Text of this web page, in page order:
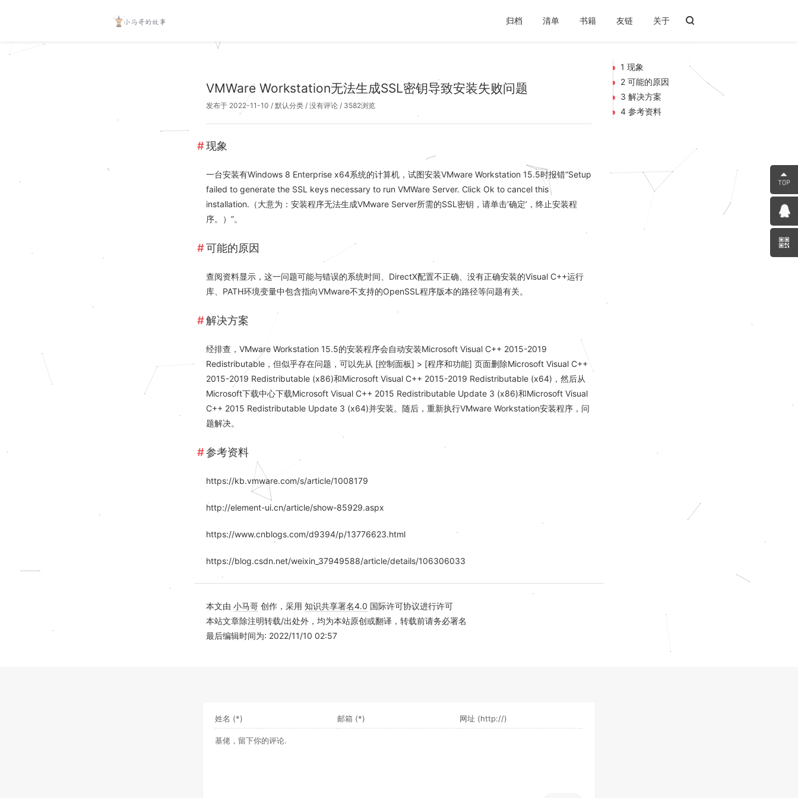
归档 清单 书籍 友链 关于
VMWare Workstation无法生成SSL密钥导致安装失败问题
发布于 2022-11-10 / 默认分类 / 没有评论 / 3582浏览
现象
一台安装有Windows 8 Enterprise x64系统的计算机，试图安装VMware Workstation 15.5时报错“Setup
failed to generate the SSL keys necessary to run VMWare Server. Click Ok to cancel this
installation.（大意为：安装程序无法生成VMware Server所需的SSL密钥，请单击‘确定’，终止安装程
序。）”。
可能的原因
查阅资料显示，这一问题可能与错误的系统时间、DirectX配置不正确、没有正确安装的Visual C++运行
库、PATH环境变量中包含指向VMware不支持的OpenSSL程序版本的路径等问题有关。
解决方案
经排查，VMware Workstation 15.5的安装程序会自动安装Microsoft Visual C++ 2015-2019
Redistributable，但似乎存在问题，可以先从 [控制面板] > [程序和功能] 页面删除Microsoft Visual C++
2015-2019 Redistributable (x86)和Microsoft Visual C++ 2015-2019 Redistributable (x64)，然后从
Microsoft下载中心下载Microsoft Visual C++ 2015 Redistributable Update 3 (x86)和Microsoft Visual
C++ 2015 Redistributable Update 3 (x64)并安装。随后，重新执行VMware Workstation安装程序，问
题解决。
参考资料
https://kb.vmware.com/s/article/1008179
http://element-ui.cn/article/show-85929.aspx
https://www.cnblogs.com/d9394/p/13776623.html
https://blog.csdn.net/weixin_37949588/article/details/106306033
本文由 小马哥 创作，采用 知识共享署名4.0 国际许可协议进行许可
本站文章除注明转载/出处外，均为本站原创或翻译，转载前请务必署名
最后编辑时间为: 2022/11/10 02:57
1 现象
2 可能的原因
3 解决方案
4 参考资料